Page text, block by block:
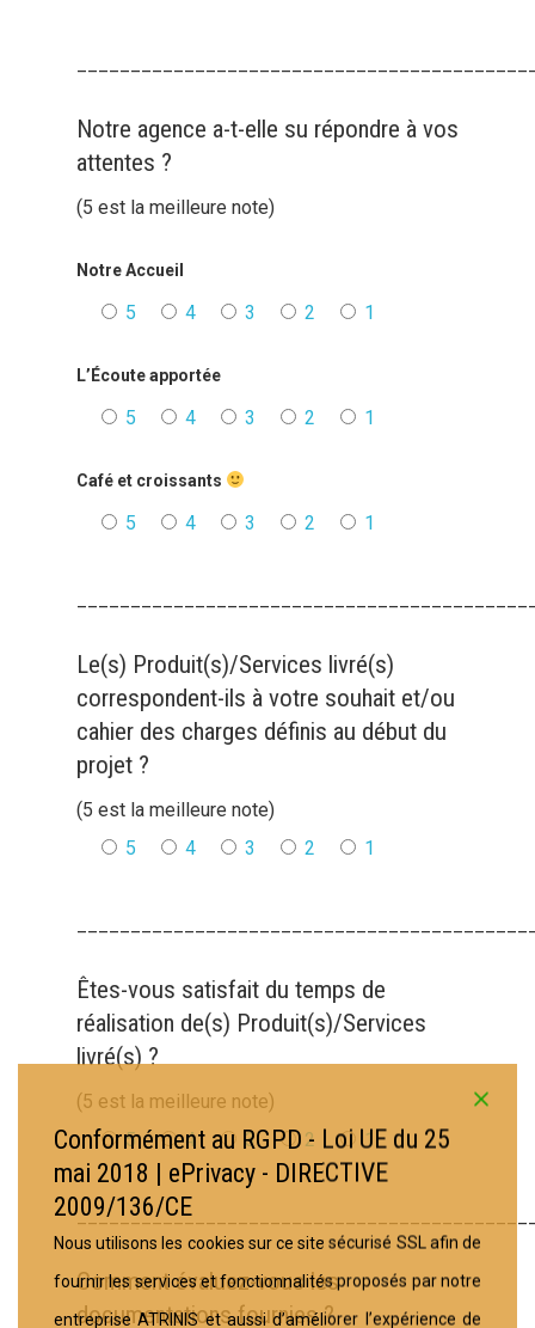
Notre agence a-t-elle su répondre à vos
attentes ?
(5 est la meilleure note)
Notre Accueil
5 4 3 2 1
L’Écoute apportée
5 4 3 2 1
Café et croissants
5 4 3 2 1
Le(s) Produit(s)/Services livré(s)
correspondent-ils à votre souhait et/ou
cahier des charges définis au début du
projet ?
(5 est la meilleure note)
5
4 3 2 1
Êtes-vous satisfait du temps de
réalisation de(s) Produit(s)/Services
livré(s) ?
(5 est la meilleure note)
5
4 3 2 1
Comment évaluez-vous les
documentations fournies ?
Conformément au RGPD - Loi UE du 25
mai 2018 | ePrivacy - DIRECTIVE
2009/136/CE
Nous utilisons les cookies sur ce site sécurisé SSL afin de
fournir les services et fonctionnalités proposés par notre
entreprise ATRINIS et aussi d’améliorer l’expérience de